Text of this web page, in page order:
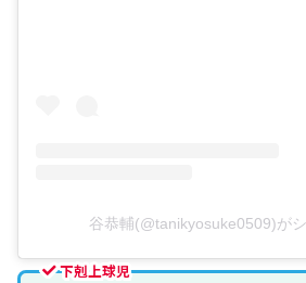
谷恭輔(@tanikyosuke0509)が
下剋上球児